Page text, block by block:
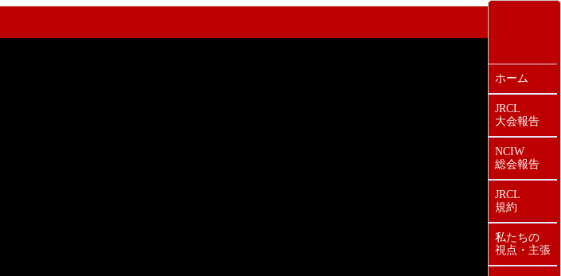
ホーム
JRCL
大会報告
NCIW
総会報告
JRCL
規約
私たちの
視点・主張